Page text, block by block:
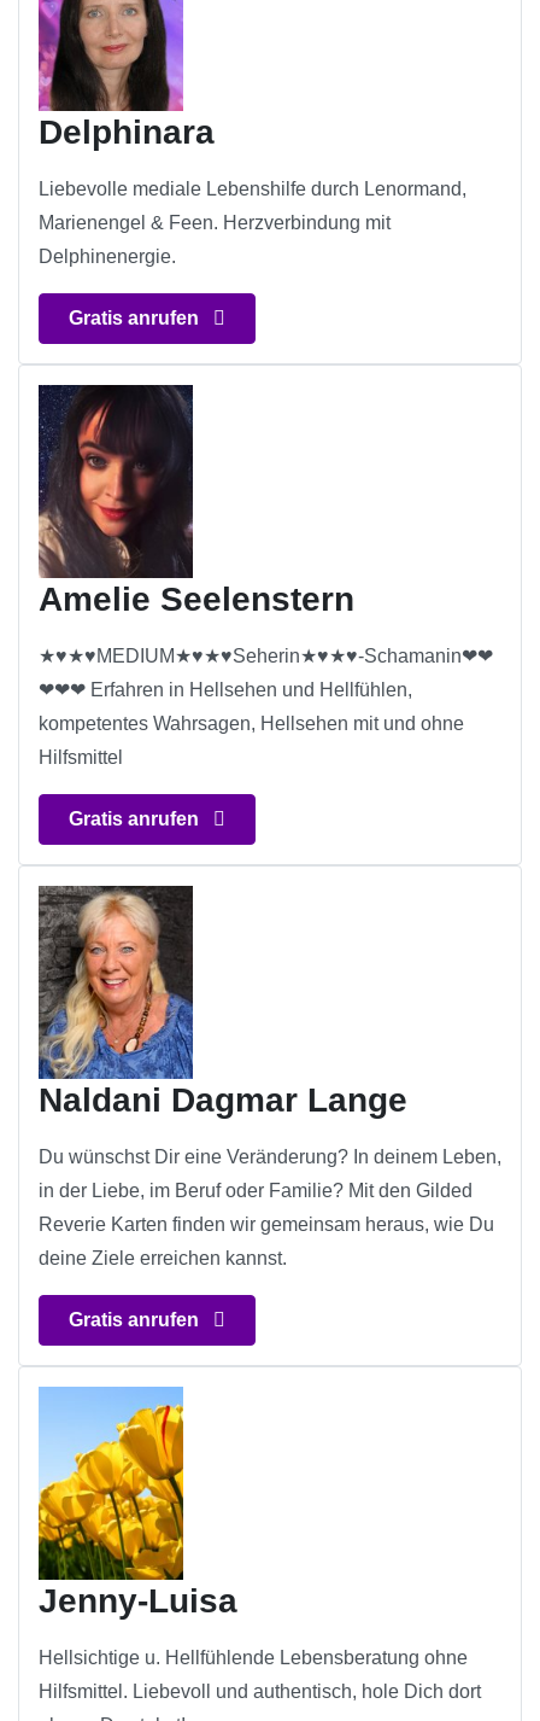
Delphinara
Liebevolle mediale Lebenshilfe durch Lenormand,
Marienengel & Feen. Herzverbindung mit
Delphinenergie.
Gratis anrufen
Amelie Seelenstern
★♥★♥MEDIUM★♥★♥Seherin★♥★♥-Schamanin❤❤
❤❤❤ Erfahren in Hellsehen und Hellfühlen,
kompetentes Wahrsagen, Hellsehen mit und ohne
Hilfsmittel
Gratis anrufen
Naldani Dagmar Lange
Du wünschst Dir eine Veränderung? In deinem Leben,
in der Liebe, im Beruf oder Familie? Mit den Gilded
Reverie Karten finden wir gemeinsam heraus, wie Du
deine Ziele erreichen kannst.
Gratis anrufen
Jenny-Luisa
Hellsichtige u. Hellfühlende Lebensberatung ohne
Hilfsmittel. Liebevoll und authentisch, hole Dich dort